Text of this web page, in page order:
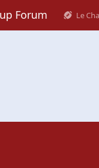
Forum Le